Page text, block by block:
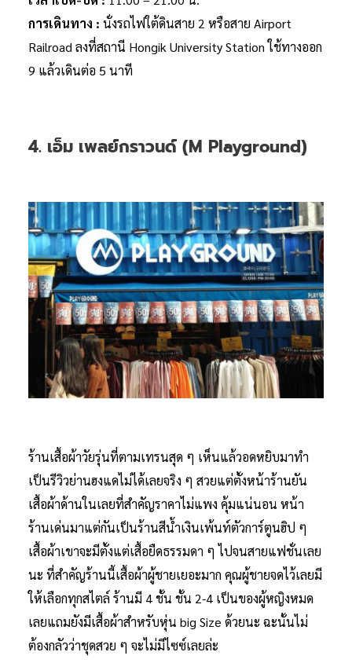
การเดินทาง : นั่งรถไฟใต้ดินสาย 2 หรือสาย Airport
Railroad ลงที่สถานี Hongik University Station ใช้ทางออก
9 แล้วเดินต่อ 5 นาที
4. เอ็ม เพลย์กราวนด์ (M Playground)
ร้านเสื้อผ้าวัยรุ่นที่ตามเทรนสุด ๆ เห็นแล้วอดหยิบมาทำ
เป็นรีวิวย่านฮงแดไม่ได้เลยจริง ๆ สวยแต่ตั้งหน้าร้านยัน
เสื้อผ้าด้านในเลยที่สำคัญราคาไม่แพง คุ้มแน่นอน หน้า
ร้านเด่นมาแต่กันเป็นร้านสีน้ำเงินเพ้นท์ตัวการ์ตูนฮิป ๆ
เสื้อผ้าเขาจะมีตั้งแต่เสื้อยืดธรรมดา ๆ ไปจนสายแฟชั่นเลย
นะ ที่สำคัญร้านนี้เสื้อผ้าผู้ชายเยอะมาก คุณผู้ชายจดไว้เลยมี
ให้เลือกทุกสไตล์ ร้านมี 4 ชั้น ชั้น 2-4 เป็นของผู้หญิงหมด
เลยแถมยังมีเสื้อผ้าสำหรับหุ่น big Size ด้วยนะ ฉะนั้นไม่
ต้องกลัวว่าชุดสวย ๆ จะไม่มีไซซ์เลยล่ะ